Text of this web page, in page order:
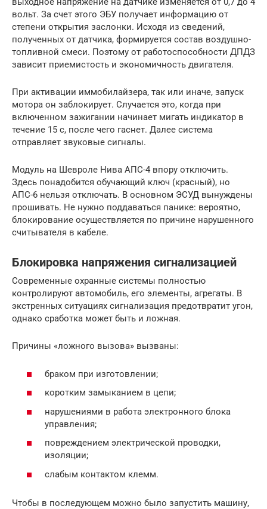
вольт. За счет этого ЭБУ получает информацию от
степени открытия заслонки. Исходя из сведений,
полученных от датчика, формируется состав воздушно-
топливной смеси. Поэтому от работоспособности ДПДЗ
зависит приемистость и экономичность двигателя.
При активации иммобилайзера, так или иначе, запуск
мотора он заблокирует. Случается это, когда при
включенном зажигании начинает мигать индикатор в
течение 15 с, после чего гаснет. Далее система
отправляет звуковые сигналы.
Модуль на Шевроле Нива АПС-4 впору отключить.
Здесь понадобится обучающий ключ (красный), но
АПС-6 нельзя отключать. В основном ЭСУД вынуждены
прошивать. Не нужно поддаваться панике: вероятно,
блокирование осуществляется по причине нарушенного
считывателя в кабеле.
Блокировка напряжения сигнализацией
Современные охранные системы полностью
контролируют автомобиль, его элементы, агрегаты. В
экстренных ситуациях сигнализация предотвратит угон,
однако сработка может быть и ложная.
Причины «ложного вызова» вызваны:
браком при изготовлении;
коротким замыканием в цепи;
нарушениями в работа электронного блока
управления;
повреждением электрической проводки,
изоляции;
слабым контактом клемм.
Чтобы в последующем можно было запустить машину,